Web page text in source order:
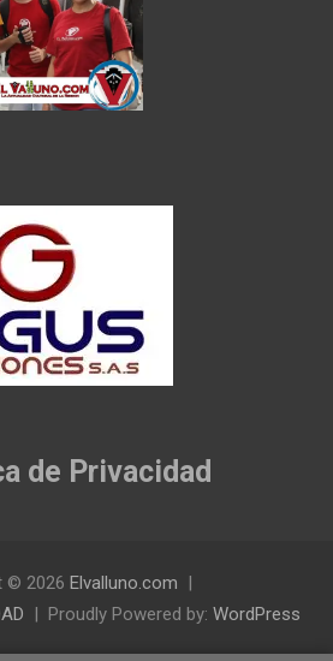
de Privacidad
© 2026 Elvalluno.com
Proudly Powered by: WordPress